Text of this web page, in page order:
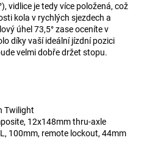
vidlice je tedy více položená, což
kola v rychlých sjezdech a
úhel 73,5° zase oceníte v
díky vaší ideální jízdní pozici
velmi dobře držet stopu.
Twilight
12x148mm thru-axle
100mm, remote lockout, 44mm